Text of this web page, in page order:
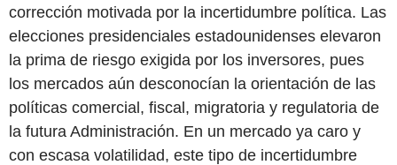
corrección motivada por la incertidumbre política. Las
elecciones presidenciales estadounidenses elevaron
la prima de riesgo exigida por los inversores, pues
los mercados aún desconocían la orientación de las
políticas comercial, fiscal, migratoria y regulatoria de
la futura Administración. En un mercado ya caro y
con escasa volatilidad, este tipo de incertidumbre